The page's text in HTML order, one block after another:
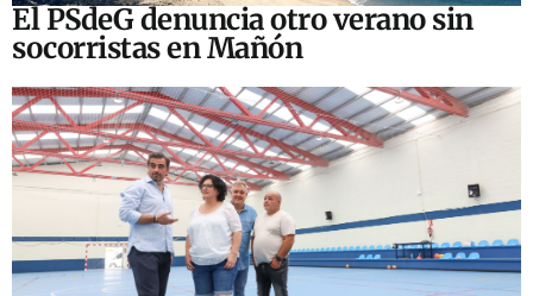
El PSdeG denuncia otro verano sin
socorristas en Mañón